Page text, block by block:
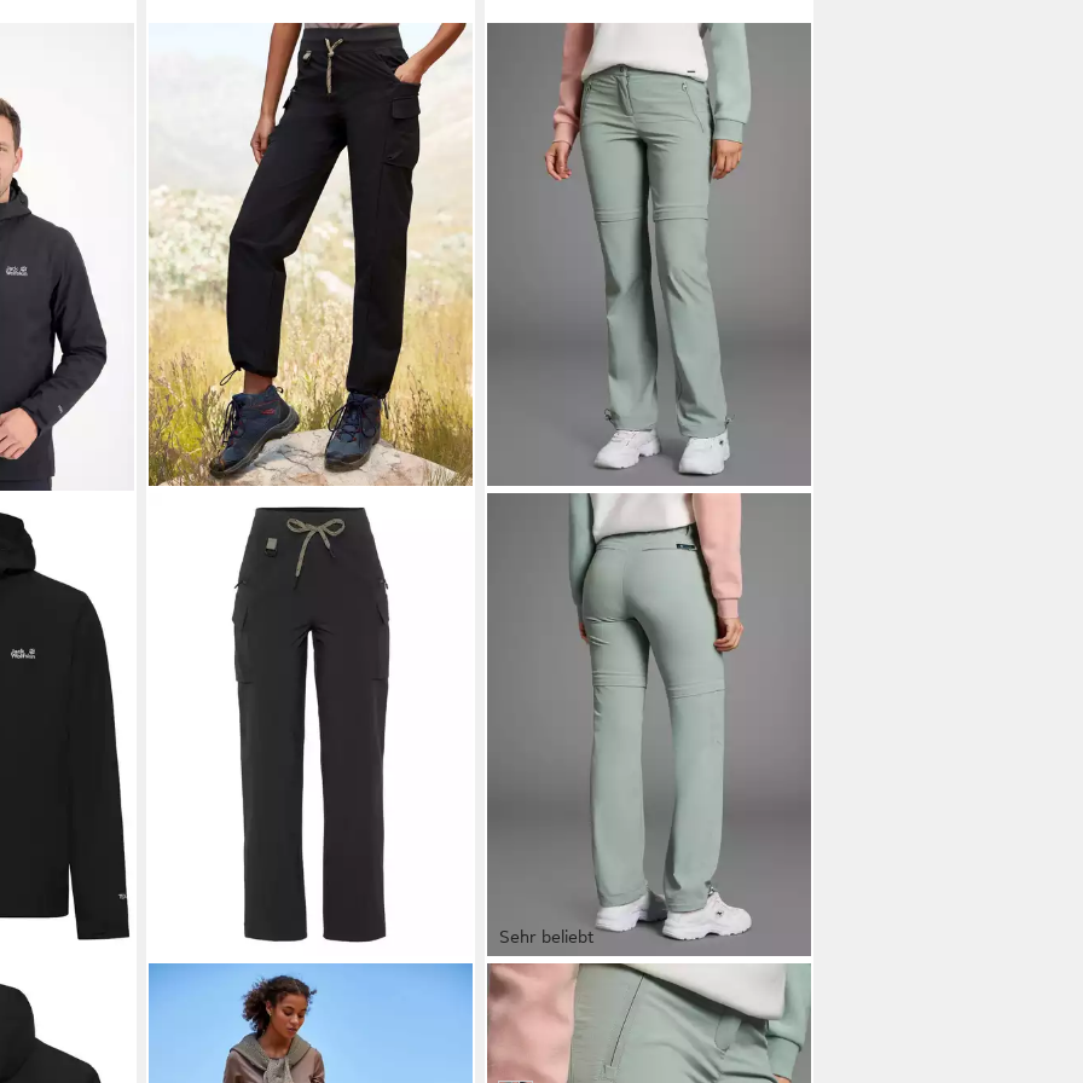
2L JKT M
LASCANA ACTIVE
Trekkinghose Cargo Pants
Schlupfform
ab 59,99 € 69,99 €
Sehr beliebt
POLARINO
Trekkinghose mit abzippbaren Beinen
ab 52,99 € UVP
-18%